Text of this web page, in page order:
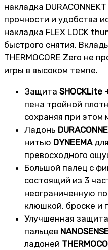
накладка
прочности и удобства
накладка FLEX LOCK
быстрого снятия.
THERMOCORE Zero не
игры в высоком темпе.
Защита SHOCKLite
пена тройной
сохраняя при этом
Ладонь
нитью DYNEEMA
превосходного
Большой палец с
состоящий из 3
неограниченную
клюшкой, броске и
Улучшенная
пальцев
ладоней